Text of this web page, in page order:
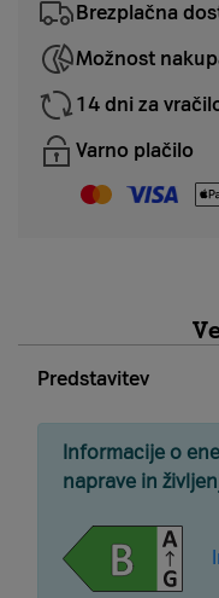
Brezplačna
Možnost
14 dni za
Varno plačilo
Predstavitev
Informacije o
naprave in